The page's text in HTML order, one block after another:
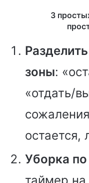
3
зоны:
«отдать/
остается,
Уборка
таймер